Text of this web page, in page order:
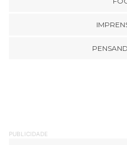
PUBLICIDADE